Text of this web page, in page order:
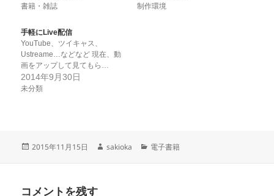
書籍・雑誌 制作環境
手軽にLive配信
YouTube、ツイキャス、
Ustreame…などなど 現在、動
画をアップして見てもら…
2014年9月30日
未分類
投
2015年11月15日
作
sakioka
カ
電子書籍
コメントを残す